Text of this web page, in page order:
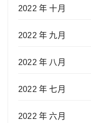
2022 年 十月
2022 年 九月
2022 年 八月
2022 年 七月
2022 年 六月